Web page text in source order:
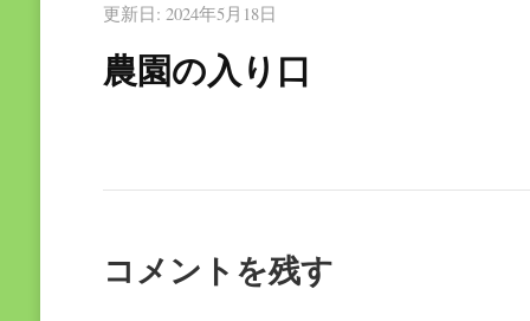
更新日: 2024年5月18日
農園の入り口
コメントを残す